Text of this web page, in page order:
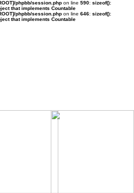
phpbb/session.php on line 590: sizeof():
that implements Countable
phpbb/session.php on line 646: sizeof():
that implements Countable